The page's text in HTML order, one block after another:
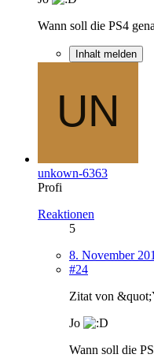
Wann soll die PS4
Inhalt melden
unkown-6363
Profi
Reaktionen
5
8. November
#24
Zitat von
Jo
Wann soll die